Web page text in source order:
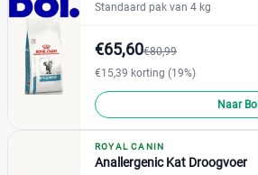
Standaard pak van 4 kg
€65,60€80,99
€15,39 korting (19%)
Naar Bol
ROYAL CANIN
Anallergenic Kat Droogvoer